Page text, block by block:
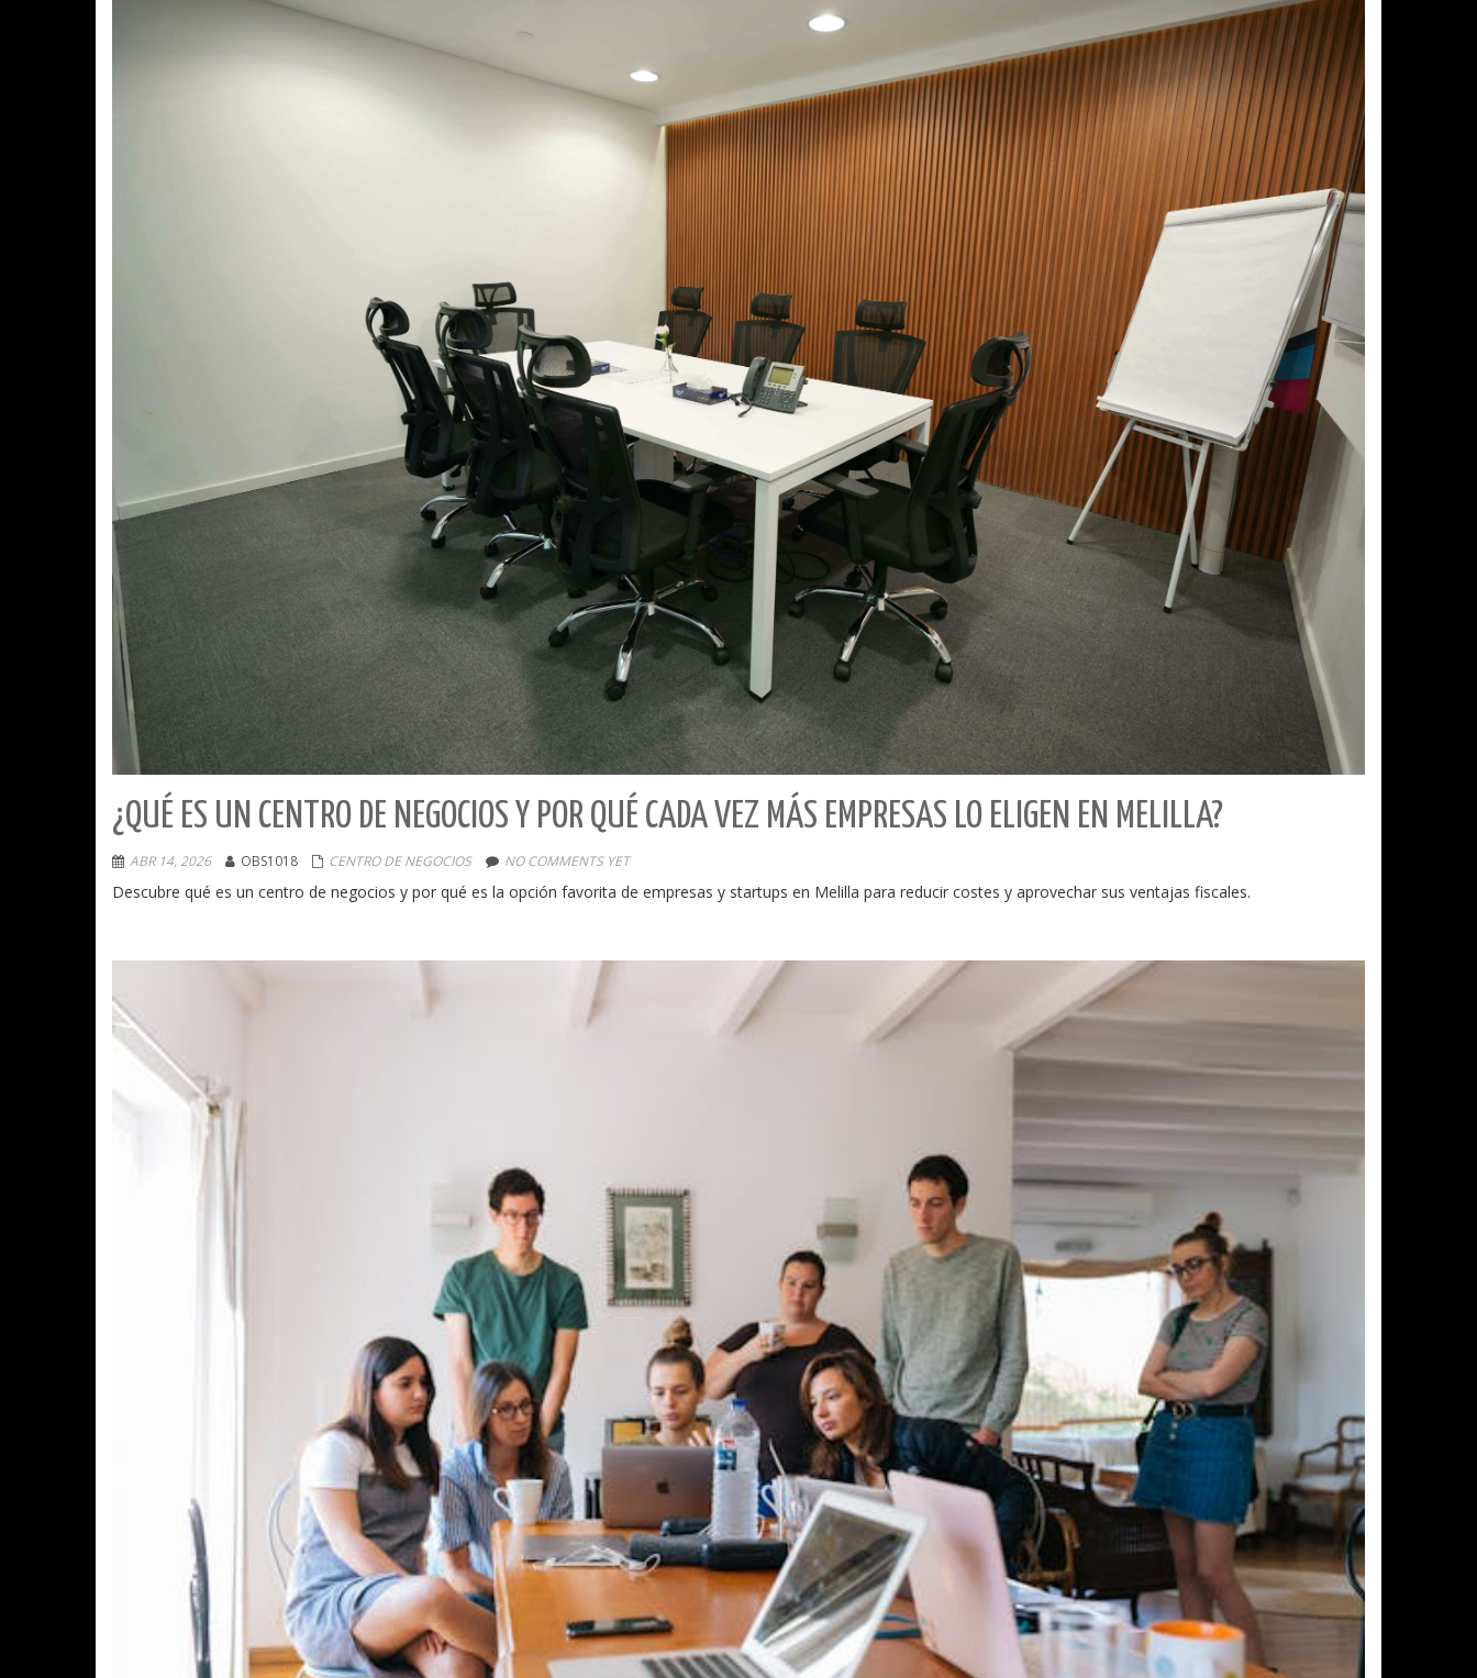
¿QUÉ ES UN CENTRO DE NEGOCIOS Y POR QUÉ CADA VEZ MÁS EMPRESAS LO ELIGEN EN MELILLA?
ABR 14, 2026 OBS1018 CENTRO DE NEGOCIOS NO COMMENTS YET
Descubre qué es un centro de negocios y por qué es la opción favorita de empresas y startups en Melilla para reducir costes y aprovechar sus ventajas fiscales.